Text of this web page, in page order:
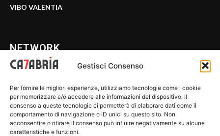
Gestisci Consenso
Per fornire le migliori esperienze, utilizziamo tecnologie come i cookie
per memorizzare e/o accedere alle informazioni del dispositivo. Il
consenso a queste tecnologie ci permetterà di elaborare dati come il
comportamento di navigazione o ID unici su questo sito. Non
acconsentire o ritirare il consenso può influire negativamente su alcune
caratteristiche e funzioni.
VIBO VALENTIA
NETWORK
WE CALABRIA
C7 PLAY
MIX ZONE